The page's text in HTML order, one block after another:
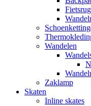
Wandelen
Zaklamp
Skaten
Inline skates